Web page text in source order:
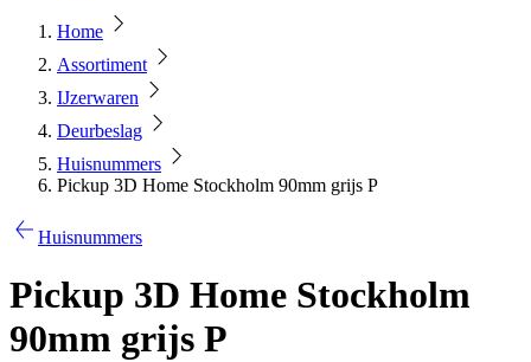
Home
Assortiment
IJzerwaren
Deurbeslag
Huisnummers
Pickup 3D Home Stockholm 90mm grijs P
Huisnummers
Pickup 3D Home Stockholm
90mm grijs P